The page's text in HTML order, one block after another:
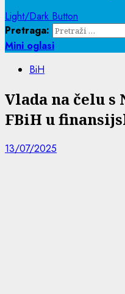
Light/Dark Button
Pretraga:
Mini oglasi
BiH
Vlada na čelu
FBiH u
13/07/2025